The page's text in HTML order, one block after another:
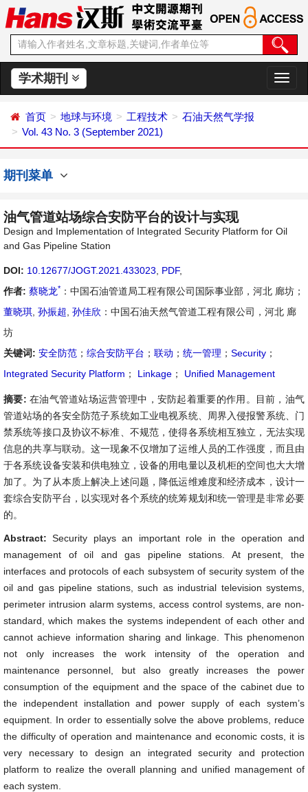
学术期刊
切
换
首页 地球与环境 工程技术
石油天然气学报
Vol. 43 No. 3 (September 2021)
期刊菜单
油气管道站场综合安防平台的设计与实现
Design and Implementation of Integrated Security Platform for Oil
and Gas Pipeline Station
DOI: 10.12677/JOGT.2021.433023 PDF,
作者: 蔡晓龙* ：中国石油管道局工程有限公司国际事业部，河北 廊坊；
董晓琪 孙振超 孙佳欣 ：中国石油天然气管道工程有限公司，河北 廊
坊
关键词: 安全防范 ； 综合安防平台 ； 联动 ； 统一管理 ； Security ；
Integrated Security Platform ； Linkage ； Unified Management
摘要: 在油气管道站场运营管理中，安防起着重要的作用。目前，油气
管道站场的各安全防范子系统如工业电视系统、周界入侵报警系统、门
禁系统等接口及协议不标准、不规范，使得各系统相互独立，无法实现
信息的共享与联动。这一现象不仅增加了运维人员的工作强度，而且由
于各系统设备安装和供电独立，设备的用电量以及机柜的空间也大大增
加了。为了从本质上解决上述问题，降低运维难度和经济成本，设计一
套综合安防平台，以实现对各个系统的统筹规划和统一管理是非常必要
的。
Abstract:Security plays an important role in the operation and
management of oil and gas pipeline stations. At present, the
interfaces and protocols of each subsystem of security system of the
oil and gas pipeline stations, such as industrial television systems,
perimeter intrusion alarm systems, access control systems, are non-
standard, which makes the systems independent of each other and
cannot achieve information sharing and linkage. This phenomenon
not only increases the work intensity of the operation and
maintenance personnel, but also greatly increases the power
consumption of the equipment and the space of the cabinet due to
the independent installation and power supply of each system’s
equipment. In order to essentially solve the above problems, reduce
the difficulty of operation and maintenance and economic costs, it is
very necessary to design an integrated security and protection
platform to realize the overall planning and unified management of
each system.